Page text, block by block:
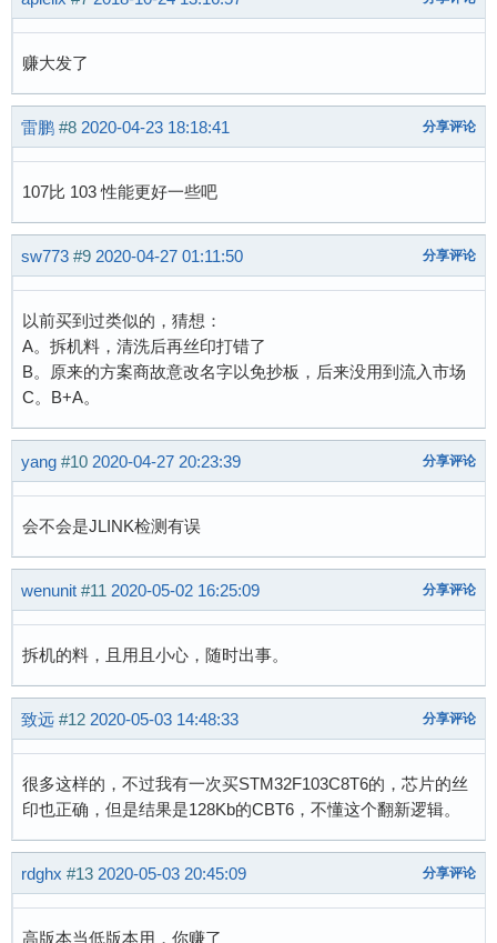
赚大发了
雷鹏 #8 2020-04-23 18:18:41 分享评论
107比 103 性能更好一些吧
sw773 #9 2020-04-27 01:11:50 分享评论
以前买到过类似的，猜想：
A。拆机料，清洗后再丝印打错了
B。原来的方案商故意改名字以免抄板，后来没用到流入市场
C。B+A。
yang #10 2020-04-27 20:23:39 分享评论
会不会是JLINK检测有误
wenunit #11 2020-05-02 16:25:09 分享评论
拆机的料，且用且小心，随时出事。
致远 #12 2020-05-03 14:48:33 分享评论
很多这样的，不过我有一次买STM32F103C8T6的，芯片的丝
印也正确，但是结果是128Kb的CBT6，不懂这个翻新逻辑。
rdghx #13 2020-05-03 20:45:09 分享评论
高版本当低版本用，你赚了